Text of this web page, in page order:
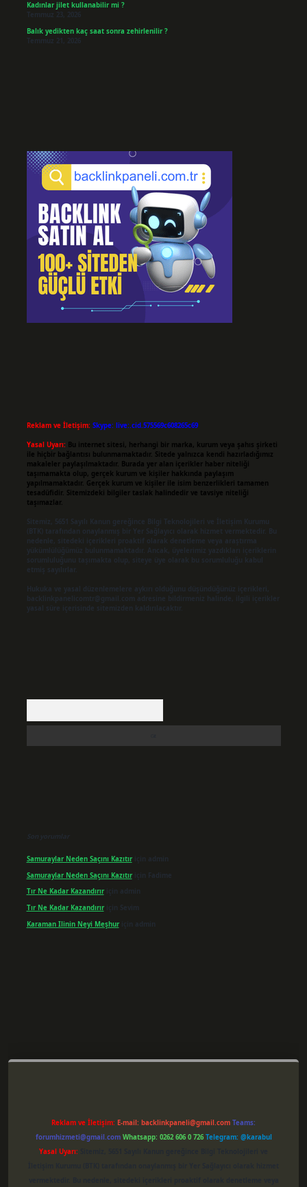
Kadınlar jilet kullanabilir mi ?
Temmuz 23, 2026
Balık yedikten kaç saat sonra zehirlenilir ?
Temmuz 21, 2026
Reklam ve İletişim: Skype: live:.cid.575569c608265c69
Yasal Uyarı: Bu internet sitesi, herhangi bir marka, kurum veya şahıs şirketi
ile hiçbir bağlantısı bulunmamaktadır. Sitede yalnızca kendi hazırladığımız
makaleler paylaşılmaktadır. Burada yer alan içerikler haber niteliği
taşımamakta olup, gerçek kurum ve kişiler hakkında paylaşım
yapılmamaktadır. Gerçek kurum ve kişiler ile isim benzerlikleri tamamen
tesadüfidir. Sitemizdeki bilgiler taslak halindedir ve tavsiye niteliği
taşımazlar.
Sitemiz, 5651 Sayılı Kanun gereğince Bilgi Teknolojileri ve İletişim Kurumu
(BTK) tarafından onaylanmış bir Yer Sağlayıcı olarak hizmet vermektedir. Bu
nedenle, sitedeki içerikleri proaktif olarak denetleme veya araştırma
yükümlülüğümüz bulunmamaktadır. Ancak, üyelerimiz yazdıkları içeriklerin
sorumluluğunu taşımakta olup, siteye üye olarak bu sorumluluğu kabul
etmiş sayılırlar.
Hukuka ve yasal düzenlemelere aykırı olduğunu düşündüğünüz içerikleri,
backlinkpanelicomtr@gmail.com
adresine bildirmeniz halinde, ilgili içerikler
yasal süre içerisinde sitemizden kaldırılacaktır.
Son yorumlar
Samuraylar Neden Saçını Kazıtıriçin admin
Samuraylar Neden Saçını Kazıtıriçin Fadime
Tır Ne Kadar Kazandırıriçin admin
Tır Ne Kadar Kazandırıriçin Sevim
Karaman Ilinin Neyi Meşhuriçin admin
Reklam ve İletişim: E-mail: backlinkpaneli@gmail.com Teams:
forumhizmeti@gmail.com Whatsapp: 0262 606 0 726 Telegram: @karabul
Yasal Uyarı: